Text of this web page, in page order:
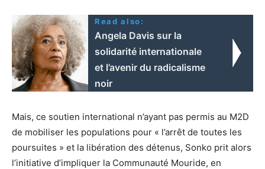
Read also:
Angela Davis sur la
solidarité internationale
et l’avenir du radicalisme
noir
Mais, ce soutien international n’ayant pas permis au M2D
de mobiliser les populations pour « l’arrêt de toutes les
poursuites » et la libération des détenus, Sonko prit alors
l’initiative d’impliquer la Communauté Mouride, en